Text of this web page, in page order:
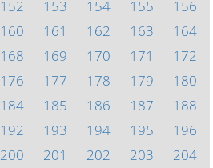
152 153 154 155
156
160 161 162 163
164
168 169 170 171
172
176 177 178 179
180
184 185 186 187
188
192 193 194 195
196
200 201 202 203
204